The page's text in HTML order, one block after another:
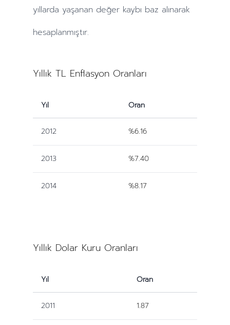
yıllarda yaşanan değer kaybı baz alınarak
hesaplanmıştır.
Yıllık TL Enflasyon Oranları
Yıl Oran
2012 %6.16
2013 %7.40
2014 %8.17
Yıllık Dolar Kuru Oranları
Yıl Oran
2011 1.87